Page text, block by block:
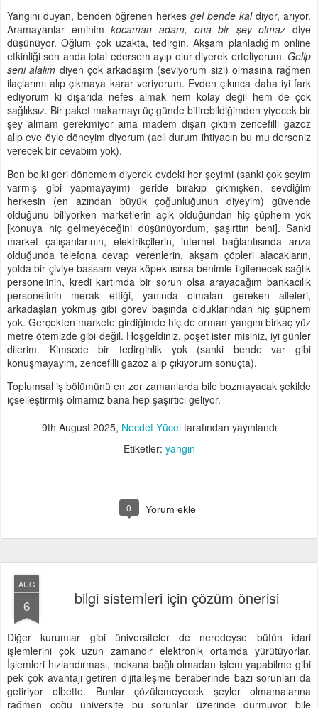
Yangını duyan, benden öğrenen herkes gel bende kaldiyor, arıyor.
Aramayanlar eminimkocaman adam, ona bir şey olmaz diye
düşünüyor. Oğlum çok uzakta, tedirgin. Akşam planladığım online
etkinliği son anda iptal edersem ayıp olur diyerek erteliyorum. Gelip
seni alalım diyen çok arkadaşım (seviyorum sizi) olmasına rağmen
ilaçlarımı alıp çıkmaya karar veriyorum. Evden çıkınca daha iyi fark
ediyorum ki dışarıda nefes almak hem kolay değil hem de çok
sağlıksız. Bir paket makarnayı üç günde bitirebildiğimden yiyecek bir
şey almam gerekmiyor ama madem dışarı çıktım zencefilli gazoz
alıp eve öyle döneyim diyorum (acil durum ihtiyacın bu mu derseniz
verecek bir cevabım yok).
Ben belki geri dönemem diyerek evdeki her şeyimi (sanki çok şeyim
varmış gibi yapmayayım) geride bırakıp çıkmışken, sevdiğim
herkesin (en azından büyük çoğunluğunun diyeyim) güvende
olduğunu biliyorken marketlerin açık olduğundan hiç şüphem yok
[konuya hiç gelmeyeceğini düşünüyordum, şaşırttın beni]. Sanki
market çalışanlarının, elektrikçilerin, internet bağlantısında arıza
olduğunda telefona cevap verenlerin, akşam çöpleri alacakların,
yolda bir çiviye bassam veya köpek ısırsa benimle ilgilenecek sağlık
personelinin, kredi kartımda bir sorun olsa arayacağım bankacılık
personelinin merak ettiği, yanında olmaları gereken aileleri,
arkadaşları yokmuş gibi görev başında olduklarından hiç şüphem
yok. Gerçekten markete girdiğimde hiç de orman yangını birkaç yüz
metre ötemizde gibi değil. Hoşgeldiniz, poşet ister misiniz, iyi günler
dilerim. Kimsede bir tedirginlik yok (sanki bende var gibi
konuşmayayım, zencefilli gazoz alıp çıkıyorum sonuçta).
Toplumsal iş bölümünü en zor zamanlarda bile bozmayacak şekilde
içselleştirmiş olmamız bana hep şaşırtıcı geliyor.
9th August 2025, Necdet Yüceltarafından yayınlandı
Etiketler: yangın
0 Yorum ekle
AUG
6 bilgi sistemleri için çözüm önerisi
Diğer kurumlar gibi üniversiteler de neredeyse bütün idari
işlemlerini çok uzun zamandır elektronik ortamda yürütüyorlar.
İşlemleri hızlandırması, mekana bağlı olmadan işlem yapabilme gibi
pek çok avantajı getiren dijitalleşme beraberinde bazı sorunları da
getiriyor elbette. Bunlar çözülemeyecek şeyler olmamalarına
rağmen çoğu üniversite bu sorunlar üzerinde durmuyor bile